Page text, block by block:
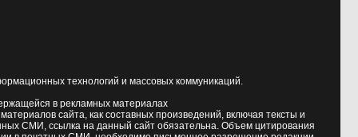
технологий и массовых коммуникаций.
в рекламных материалах
сайта, как составных произведений, включая тексты и
СМИ, ссылка на данный сайт обязательна. Объем цитирования